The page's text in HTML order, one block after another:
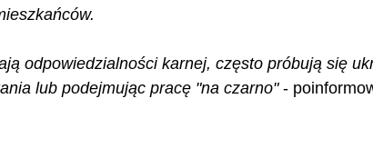
odpowiedzialności karnej, często próbują się
lub podejmując pracę "na czarno" -